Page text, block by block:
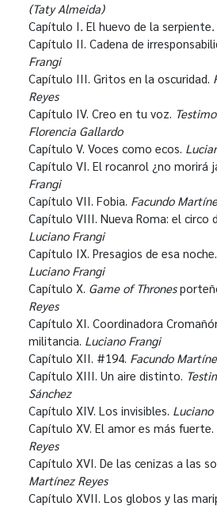
(Taty Almeida)
Capítulo I El huevo de la serpiente
Capítulo II. Cadena de
Frangi
Capítulo III. Gritos en la oscuridad.
Reyes
Capítulo IV. Creo en tu voz.
Florencia Gallardo
Capítulo V. Voces como ecos.
Capítulo VI. El rocanrol ¿no morirá
Frangi
Capítulo VII. Fobia. Facundo
Capítulo VIII. Nueva Roma: el circo
Luciano Frangi
Capítulo IX. Presagios de esa noche.
Luciano Frangi
Capítulo X. Game of Thrones
Reyes
Capítulo XI. Coordinadora
militancia. Luciano Frangi
Capítulo XII. #194. Facundo
Capítulo XIII. Un aire distinto.
Sánchez
Capítulo XIV. Los invisibles. Luciano
Capítulo XV. El amor es más fuerte.
Reyes
Capítulo XVI. De las cenizas a las
Martínez Reyes
Capítulo XVII. Los globos y las